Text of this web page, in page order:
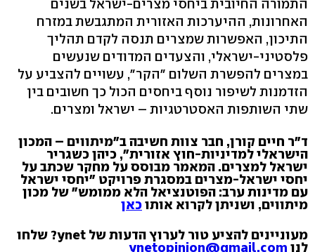
התמורה החיובית ביחסי מצרים-ישראל בשנים
האחרונות, ההיערכות האזורית המתגבשת במזרח
התיכון, האפשרות שמצרים תנסה לקדם תהליך
פלסטיני-ישראלי, והצעדים המדודים שנעשים
במצרים להפשרת השלום "הקר", עשויים להצביע על
הזדמנות לשיפור נוסף ביחסים הכול כך חשובים בין
שתי השותפות האסטרטגיות – ישראל ומצרים.
ד"ר חיים קורן, חבר צוות חשיבה ב"מיתווים – המכון
הישראלי למדיניות-חוץ אזורית", כיהן כשגריר
ישראל למצרים. המאמר מבוסס על מחקר שכתב על
יחסי ישראל-מצרים במסגרת פרויקט "יחסי ישראל
עם מדינות ערב: הפוטנציאל הלא ממומש" של מכון
מיתווים, ושניתן לקרוא אותוכאן
מעוניינים להציע טור לערוץ הדעות של ynet? שלחו
לנו ynetopinion@gmail.com